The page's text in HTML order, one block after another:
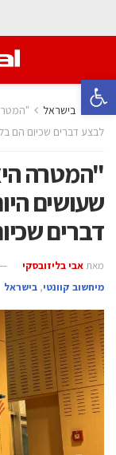
פתח סרגל נגישות
בית בישראל
לבצע דברים שכיום הם
"המטרה
שעושים
דברים
מאת אבי בליזובסקי
מיחשוב קוונטי, בישראל